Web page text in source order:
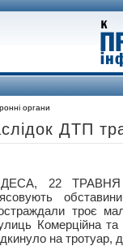
органи
ДТП
22 ТРАВНЯ
троє
Комерційна та
на тротуар,